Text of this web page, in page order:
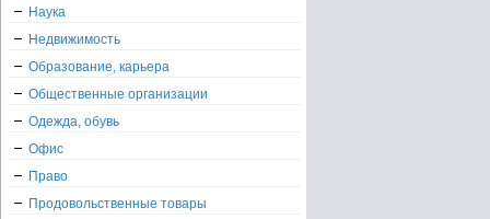
Наука
Недвижимость
Образование, карьера
Общественные организации
Одежда, обувь
Офис
Право
Продовольственные товары